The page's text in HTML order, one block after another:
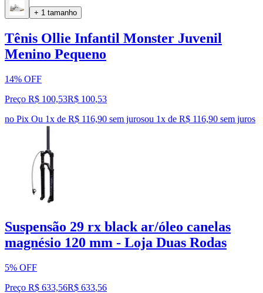
+ 1 tamanho
Tênis Ollie Infantil Monster Juvenil
Menino Pequeno
14% OFF
Preço R$ 100,53R$ 100,53
no Pix Ou 1x de R$ 116,90 sem jurosou 1x de R$ 116,90 sem juros
Suspensão 29 rx black ar/óleo canelas
magnésio 120 mm - Loja Duas Rodas
5% OFF
Preço R$ 633,56R$ 633,56